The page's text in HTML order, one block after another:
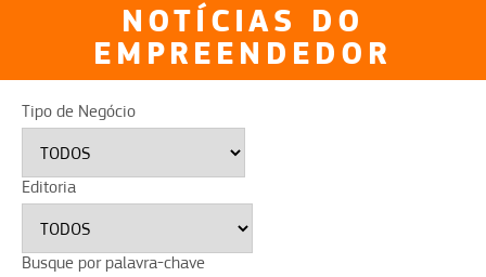
NOTÍCIAS DO
EMPREENDEDOR
Tipo de Negócio
Editoria
Busque por palavra-chave